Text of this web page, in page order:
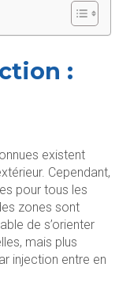
:
existent
Cependant,
pour tous les
zones sont
de s’orienter
mais plus
injection entre en